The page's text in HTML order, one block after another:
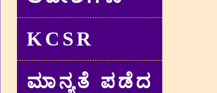
KCSR
ಮಾನ್ಯತೆ ಪಡೆದ